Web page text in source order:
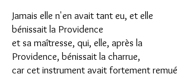
Jamais elle n'en avait tant eu, et elle
bénissait la Providence
et sa maîtresse, qui, elle, après la
Providence, bénissait la charrue,
car cet instrument avait fortement remué